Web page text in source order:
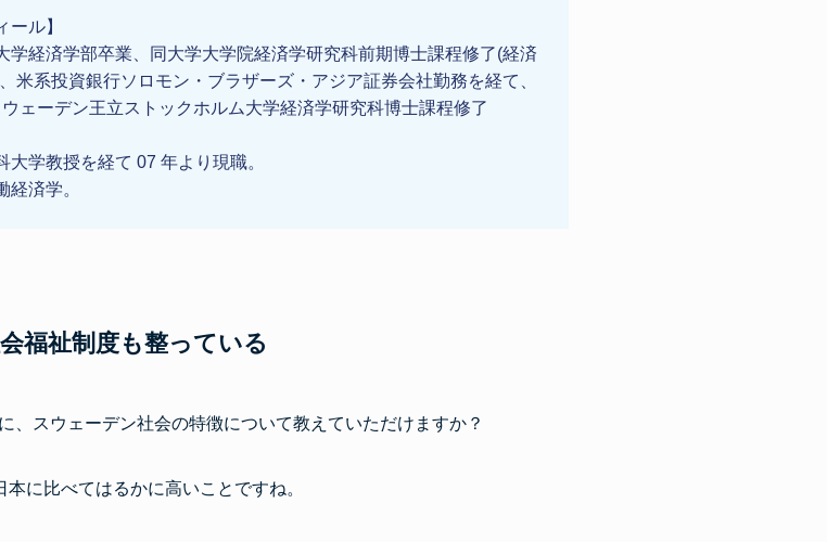
ール】
学経済学部卒業、同大学大学院経済学研究科前期博士課程修了(経済
米系投資銀行ソロモン・ブラザーズ・アジア証券会社勤務を経て、
ェーデン王立ストックホルム大学経済学研究科博士課程修了
大学教授を経て 07 年より現職。
経済学。
福祉制度も整っている
、スウェーデン社会の特徴について教えていただけますか？
に比べてはるかに高いことですね。